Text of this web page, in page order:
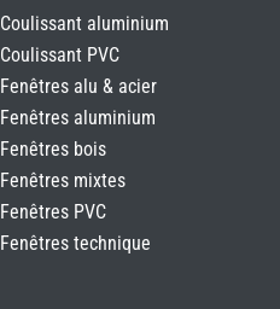
Coulissant aluminium
Coulissant PVC
Fenêtres alu & acier
Fenêtres aluminium
Fenêtres bois
Fenêtres mixtes
Fenêtres PVC
Fenêtres technique